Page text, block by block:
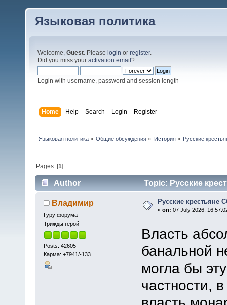
Языковая политика
Welcome, Guest. Please login or register.
Did you miss your activation email ?
Login with username, password and session length
Home Help Search Login Register
Языковая политика» Общие обсуждения » История» Русские
Pages: [1]
Author Topic: Русские
Владимир
Гуру форума
Трижды герой
Posts: 42605
Карма: +7941/-133
Русские крестьяне
«on: 07 July 2026,
Власть
банальной
могла бы
частности,